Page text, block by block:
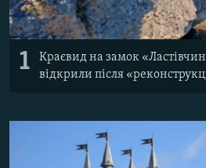
1
Краєвид на замок
відкрили після